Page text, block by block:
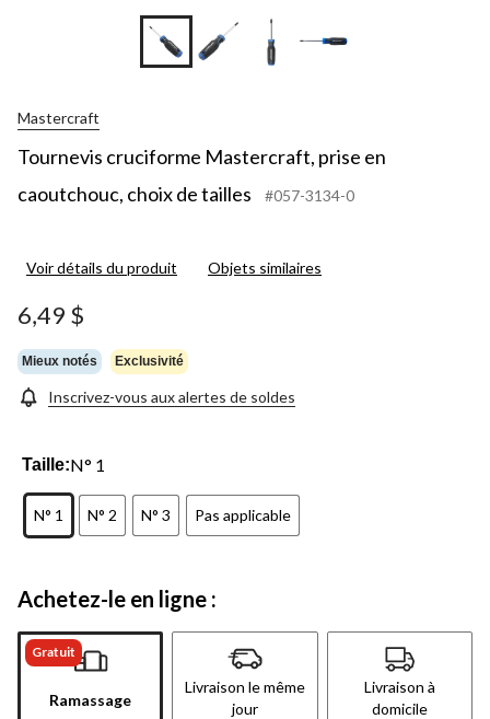
Mastercraft
Tournevis cruciforme Mastercraft, prise en
caoutchouc, choix de tailles
#057-3134-0
Voir détails du produit Objets similaires
6,49 $
Mieux notés Exclusivité
Inscrivez-vous aux alertes de soldes
Taille:N° 1
N° 1 N° 2 N° 3 Pas applicable
Achetez-le en ligne :
Gratuit
Ramassage
Livraison le même
jour
Livraison à
domicile